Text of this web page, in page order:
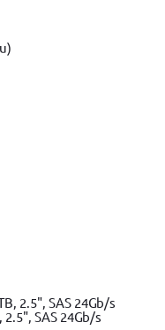
SAS 24Gb/s
(Negru/